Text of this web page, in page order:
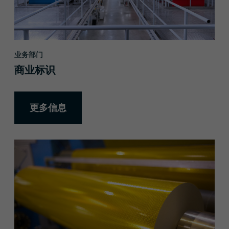
业务部门
商业标识
更多信息
更多信息